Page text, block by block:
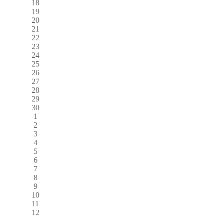
18
19
20
21
22
23
24
25
26
27
28
29
30
1
2
3
4
5
6
7
8
9
10
11
12